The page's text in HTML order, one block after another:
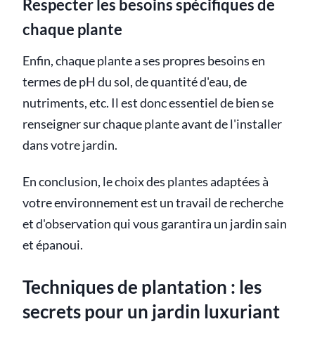
Respecter les besoins spécifiques de
chaque plante
Enfin, chaque plante a ses propres besoins en
termes de pH du sol, de quantité d'eau, de
nutriments, etc. Il est donc essentiel de bien se
renseigner sur chaque plante avant de l'installer
dans votre jardin.
En conclusion, le choix des plantes adaptées à
votre environnement est un travail de recherche
et d'observation qui vous garantira un jardin sain
et épanoui.
Techniques de plantation : les
secrets pour un jardin luxuriant